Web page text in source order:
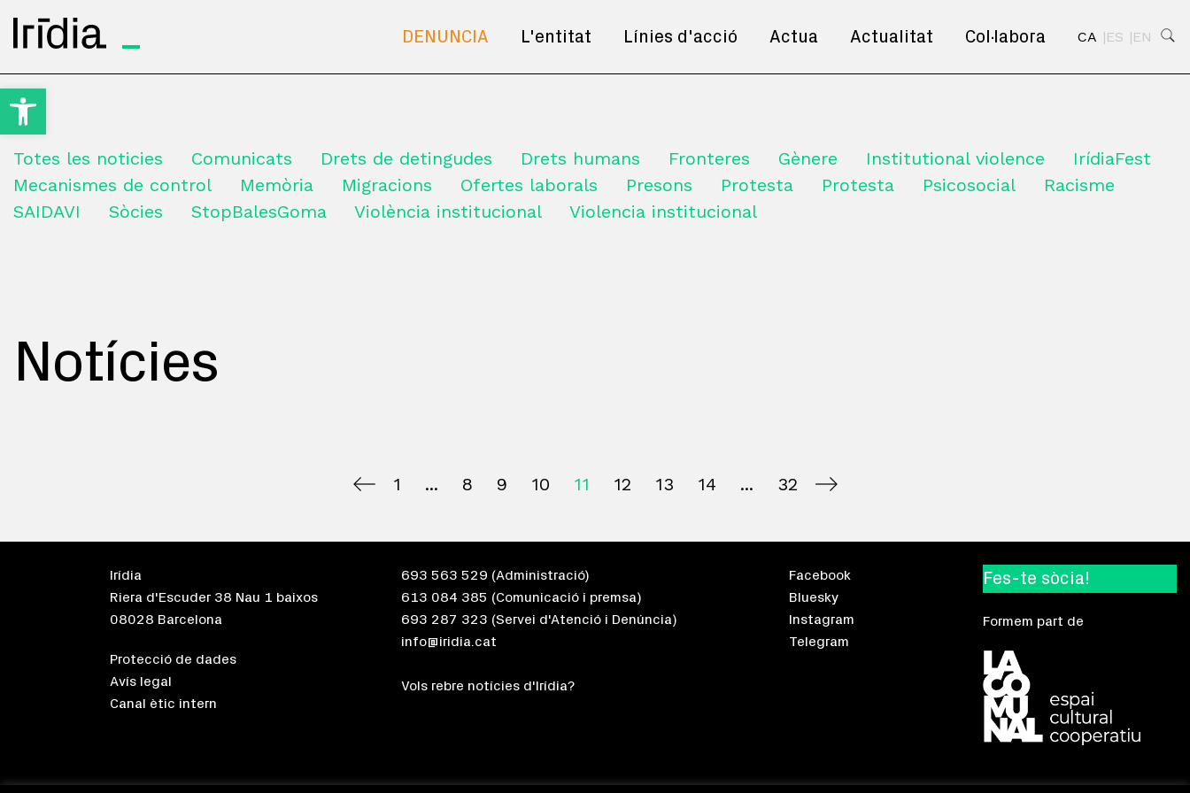
Obre la barra d'eines
Irídia DENUNCIA L'entitat Línies d'acció Actua Actualitat Col·labora CA ES EN
Totes les noticies Comunicats Drets de detingudes Drets humans Fronteres Gènere Institutional violence
IrídiaFest
Mecanismes de control
Memòria Migracions Ofertes laborals Presons Protesta Protesta Psicosocial
Racisme
SAIDAVI
Sòcies StopBalesGoma Violència institucional Violencia institucional
Notícies
1 8 9 10 11 12 13 14 32
Irídia
Riera d'Escuder 38 Nau 1 baixos
08028 Barcelona
Protecció de dades
Avís legal
Canal ètic intern
693 563 529 (Administració)
613 084 385 (Comunicació i premsa)
693 287 323 (Servei d'Atenció i Denúncia)
info@iridia.cat
Vols rebre notícies d'Irídia?
Facebook
Bluesky
Instagram
Telegram
Fes-te sòcia!
Formem part de